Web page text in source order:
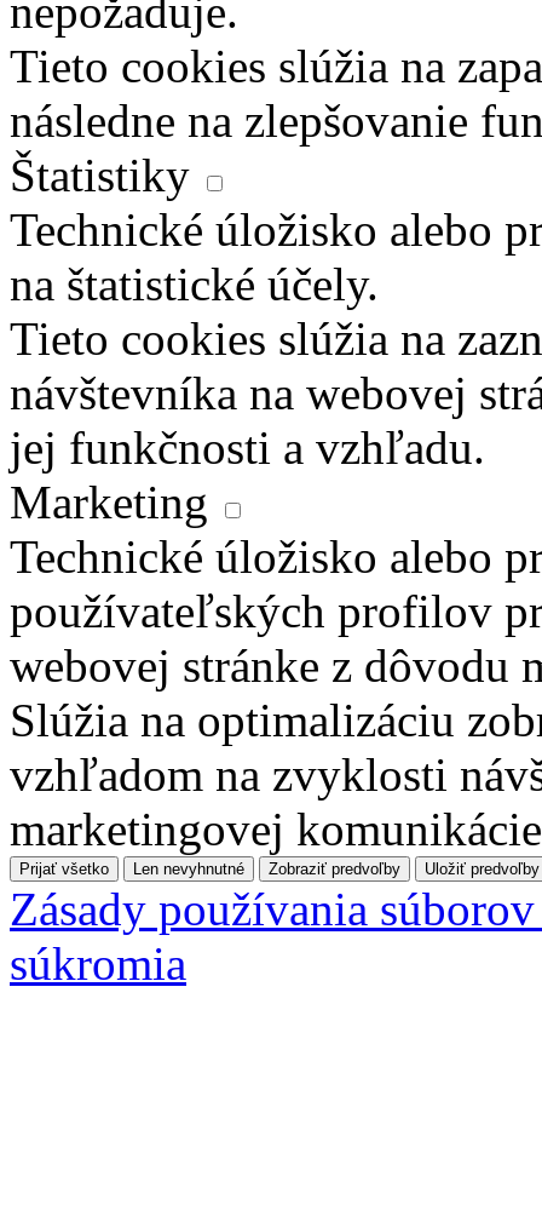
nepožaduje.
Tieto cookies slúžia na
následne na zlepšovanie
Štatistiky
Technické úložisko alebo
na štatistické účely.
Tieto cookies slúžia na
návštevníka na webovej
jej funkčnosti a vzhľadu.
Marketing
Technické úložisko alebo
používateľských profilov
webovej stránke z dôvodu
Slúžia na optimalizáciu
vzhľadom na zvyklosti
marketingovej
Prijať všetko Len nevyhnutné Zobraziť predvoľby Uložiť predvoľby
Zásady používania
súkromia